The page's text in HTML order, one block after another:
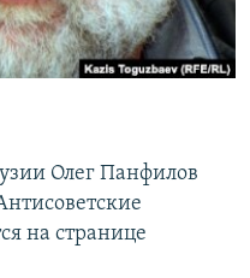
Олег Панфилов
на странице